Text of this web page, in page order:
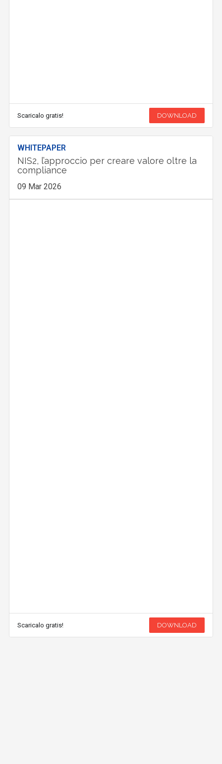
Scaricalo gratis! DOWNLOAD
WHITEPAPER
NIS2, l’approccio per creare valore oltre la
compliance
09 Mar 2026
Scaricalo gratis! DOWNLOAD